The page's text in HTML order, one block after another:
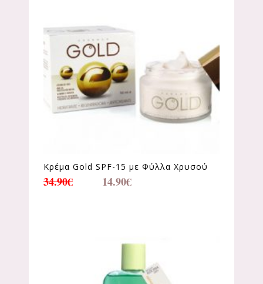
Κρέμα Gold SPF-15 με Φύλλα Χρυσού
34.90€ 14.90€